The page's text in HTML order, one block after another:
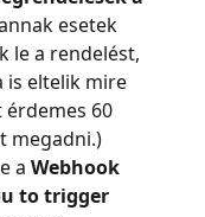
esetek
le a rendelést,
is eltelik mire
60
megadni.)
a Webhook
to trigger